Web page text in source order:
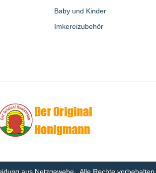
Baby und Kinder
Imkereizubehör